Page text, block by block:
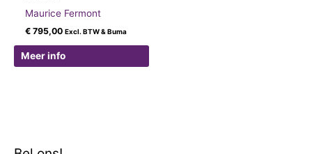
Maurice Fermont
€ 795,00 Excl. BTW & Buma
Meer info